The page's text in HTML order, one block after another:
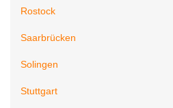
Rostock
Saarbrücken
Solingen
Stuttgart